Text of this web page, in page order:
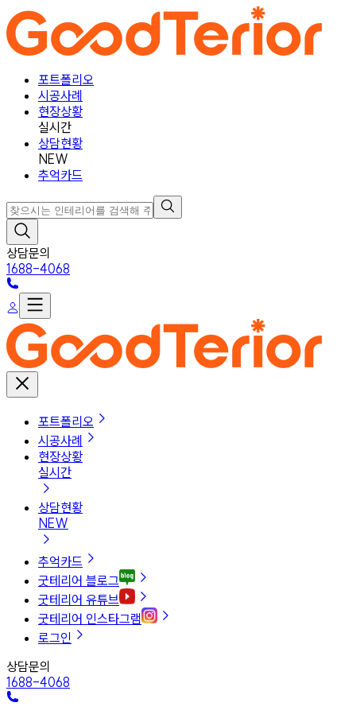
포트폴리오
시공사례
현장상황
실시간
상담현황
NEW
추억카드
상담문의
1688-4068
포트폴리오
시공사례
현장상황
실시간
상담현황
NEW
추억카드
굿테리어 블로그
굿테리어 유튜브
굿테리어 인스타그램
로그인
상담문의
1688-4068